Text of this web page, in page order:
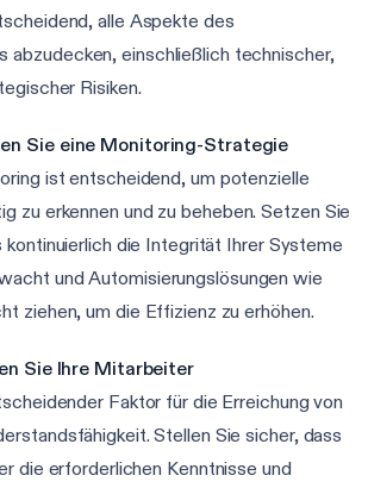
alle Aspekte des
abzudecken, einschließlich technischer,
Risiken.
Sie eine Monitoring-Strategie
ist entscheidend, um potenzielle
zu erkennen und zu beheben. Setzen Sie
kontinuierlich die Integrität Ihrer Systeme
und Automisierungslösungen wie
ziehen, um die Effizienz zu erhöhen.
Sie Ihre Mitarbeiter
Faktor für die Erreichung von
Stellen Sie sicher, dass
die erforderlichen Kenntnisse und